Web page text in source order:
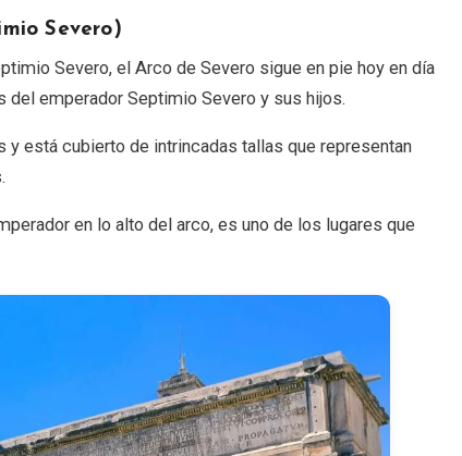
Severo)
Severo, el Arco de Severo sigue en pie hoy en día
emperador Septimio Severo y sus hijos.
está cubierto de intrincadas tallas que representan
en lo alto del arco, es uno de los lugares que